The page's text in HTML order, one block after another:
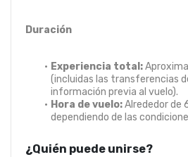
Duración
Experiencia total:
(incluidas las transferencias
información previa al vuelo).
Hora de vuelo: Alrededor de
dependiendo de las
¿Quién puede unirse?